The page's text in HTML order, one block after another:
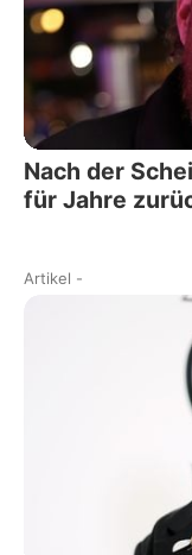
Nach der
für Jahre
Artikel -